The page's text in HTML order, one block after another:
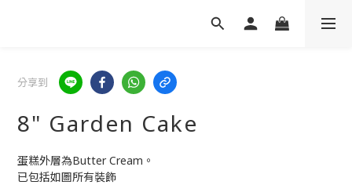
分享到
8" Garden Cake
蛋糕外層為Butter Cream。
已包括如圖所有裝飾